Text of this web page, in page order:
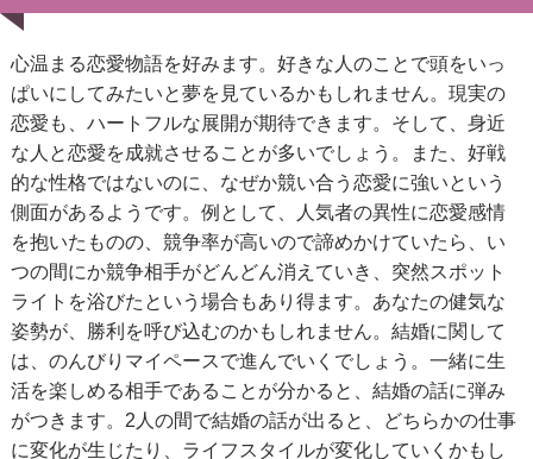
心温まる恋愛物語を好みます。好きな人のことで頭をいっ
ぱいにしてみたいと夢を見ているかもしれません。現実の
恋愛も、ハートフルな展開が期待できます。そして、身近
な人と恋愛を成就させることが多いでしょう。また、好戦
的な性格ではないのに、なぜか競い合う恋愛に強いという
側面があるようです。例として、人気者の異性に恋愛感情
を抱いたものの、競争率が高いので諦めかけていたら、い
つの間にか競争相手がどんどん消えていき、突然スポット
ライトを浴びたという場合もあり得ます。あなたの健気な
姿勢が、勝利を呼び込むのかもしれません。結婚に関して
は、のんびりマイペースで進んでいくでしょう。一緒に生
活を楽しめる相手であることが分かると、結婚の話に弾み
がつきます。2人の間で結婚の話が出ると、どちらかの仕事
に変化が生じたり、ライフスタイルが変化していくかもし